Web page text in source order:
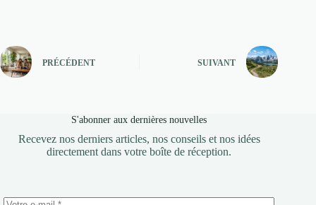
PRÉCÉDENT SUIVANT
S'abonner aux dernières nouvelles
Recevez nos derniers articles, nos conseils et nos idées
directement dans votre boîte de réception.